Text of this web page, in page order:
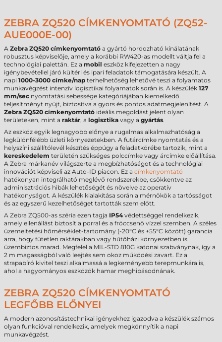
ZEBRA ZQ520 CÍMKENYOMTATÓ (ZQ52-
AUE000E-00)
A Zebra ZQ520 címkenyomtató a gyártó hordozható kínálatának
robusztus képviselője, amely a korábbi RW420-as modellt váltja fel a
technológiai palettán. Ez a mobil eszköz kifejezetten a nagy
igénybevétellel járó kültéri és ipari feladatok támogatására készült. A
napi 1000-3000 címke/nap terhelhetőség lehetővé teszi a folyamatos
munkavégzést intenzív logisztikai folyamatok során is. A készülék 127
mm/sec nyomtatási sebessége kategóriájában kiemelkedő
teljesítményt nyújt, biztosítva a gyors és pontos adatmegjelenítést. A
Zebra ZQ520 címkenyomtató ideális megoldást jelent olyan
területeken, mint a raktár, a logisztika vagy a gyártás.
Az eszköz egyik legnagyobb előnye a rugalmas alkalmazhatóság a
legkülönfélébb üzleti környezetekben. A futárcímke nyomtatás és a
helyszíni szállítólevél készítés éppúgy a feladatkörébe tartozik, mint a
kereskedelem területén szükséges polccímke vagy árcímke előállítása.
A Zebra márkanév világszerte a megbízhatóságot és a technológiai
innovációt képviseli az Auto-ID piacon. Ez a címkenyomtató
hatékonyan integrálható meglévő rendszerekbe, csökkentve az
adminisztrációs hibák lehetőségét és növelve az operatív
hatékonyságot. A készülék kialakítása során a mérnökök a tartósságot
és az egyszerű kezelhetőséget tartották szem előtt.
A Zebra ZQ500-as széria ezen tagja IP54védettséggel rendelkezik,
amely ellenállást biztosít a porral és a fröccsenő vízzel szemben. A széles
üzemeltetési hőmérséklet-tartomány (-20°C és +55°C között) garancia
arra, hogy fűtetlen raktárakban vagy hűtőházi környezetben is
üzembiztos marad. Megfelel a MIL-STD 810G katonai szabványnak, így a
2 m magasságból való leejtés sem okoz működési zavart. Ez a
strapabíró kivitel teszi alkalmassá a legkeményebb terepmunkára is,
ahol a hagyományos eszközök hamar meghibásodnának.
ZEBRA ZQ520 CÍMKENYOMTATÓ
LEGFŐBB ELŐNYEI
A modern azonosítástechnikai igényekhez igazodva a készülék számos
olyan funkcióval rendelkezik, amelyek megkönnyítik a napi
munkavégzést.